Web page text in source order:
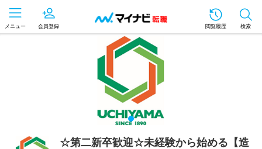
メニュー 会員登録 閲覧履歴 検索
☆第二新卒歓迎☆未経験から始める【造